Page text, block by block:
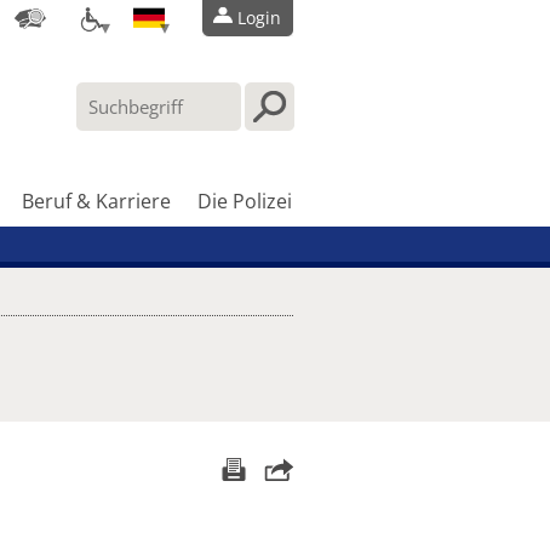
Login
Beruf & Karriere Die Polizei